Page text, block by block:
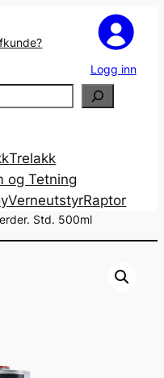
Logg inn
Trelakk
og Tetning
VerneutstyrRaptor
Std. 500ml